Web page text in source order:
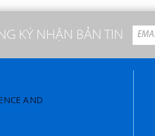
KÝ NHẬN BẢN TIN
AND